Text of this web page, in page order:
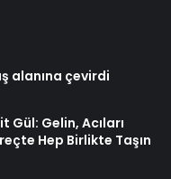
alanına çevirdi
Gül: Gelin, Acıları
Hep Birlikte Taşın